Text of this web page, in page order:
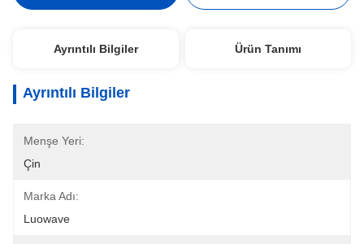
Ayrıntılı Bilgiler Ürün Tanımı
Ayrıntılı Bilgiler
Menşe Yeri:
Çin
Marka Adı:
Luowave